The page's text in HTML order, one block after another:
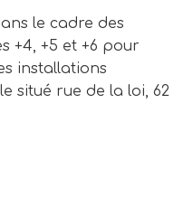
le cadre des
+4, +5 et +6 pour
installations
situé rue de la loi, 62